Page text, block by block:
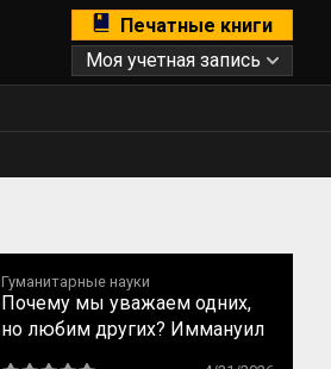
Печатные книги
Моя учетная запись
Гуманитарные науки
Почему мы уважаем одних,
но любим других? Иммануил